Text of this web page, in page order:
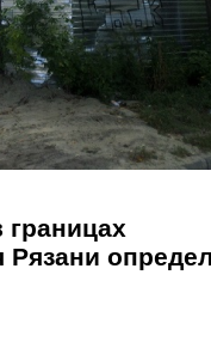
границах
Рязани